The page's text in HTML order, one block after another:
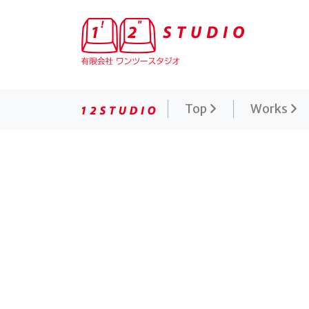
有限会社ワンツースタジオ 映画公式サイト制作専門
Top Works